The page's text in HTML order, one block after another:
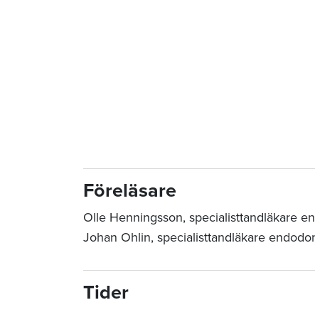
Föreläsare
Olle Henningsson, specialisttandläkare
Johan Ohlin, specialisttandläkare
Tider